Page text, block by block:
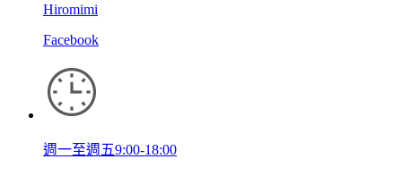
Hiromimi
Facebook
週一至週五9:00-18:00